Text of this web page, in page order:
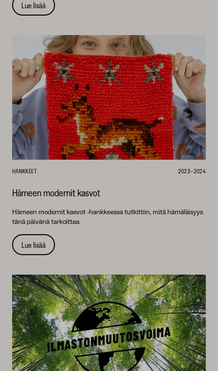
Lue lisää
HANKKEET 2023–2024
Hämeen modernit kasvot
Hämeen modernit kasvot -hankkeessa tutkittiin, mitä hämäläisyys
tänä päivänä tarkoittaa.
Lue lisää